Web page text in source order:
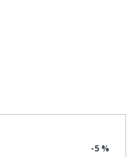
-5 %